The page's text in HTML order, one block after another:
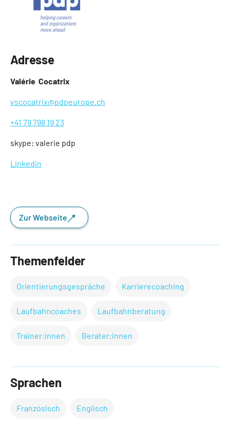
Adresse
Valérie Cocatrix
vscocatrix@pdpeurope.ch
+41 79 798 19 23
skype: valerie pdp
Linkedin
Zur Webseite
Themenfelder
Orientierungsgespräche Karrierecoaching
Laufbahncoaches Laufbahnberatung
Trainer:innen Berater:innen
Sprachen
Französisch Englisch